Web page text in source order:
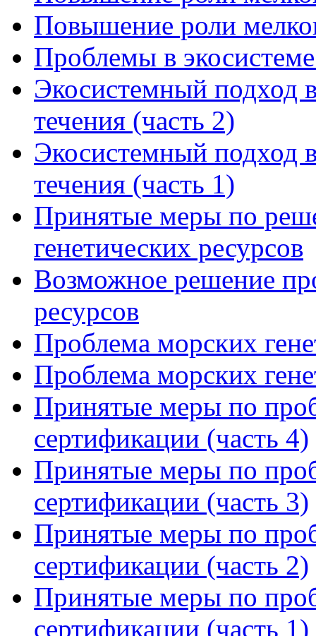
Повышение роли
Проблемы в
Экосистемный подход
течения (часть 2)
Экосистемный подход
течения (часть 1)
Принятые меры по
генетических ресурсов
Возможное решение
ресурсов
Проблема морских
Проблема морских
Принятые меры по
сертификации (часть 4)
Принятые меры по
сертификации (часть 3)
Принятые меры по
сертификации (часть 2)
Принятые меры по
сертификации (часть 1)